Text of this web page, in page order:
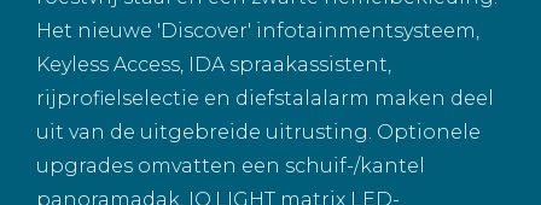
Het nieuwe 'Discover' infotainmentsysteem,
Keyless Access, IDA spraakassistent,
rijprofielselectie en diefstalalarm maken deel
uit van de uitgebreide uitrusting. Optionele
upgrades omvatten een schuif-/kantel
panoramadak, IQ.LIGHT matrix LED-